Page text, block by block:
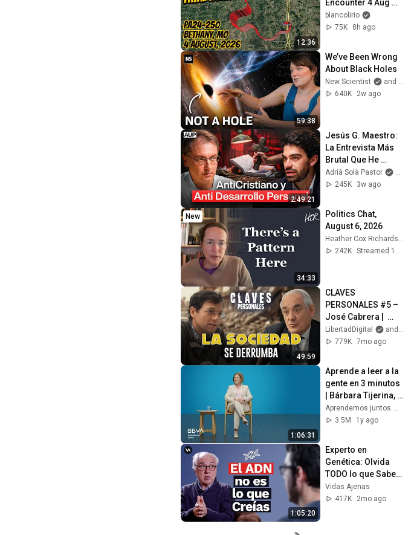
12:36
Encounter 4 Aug
2026
blancolirio
75K
8h ago
59:38
We’ve Been Wrong
About Black Holes
New Scientist
and Dr. Becky
640K
2w ago
2:49:21
Jesús G. Maestro:
La Entrevista Más
Brutal Que He
Tenido “Dios No
Existe, Prefiero Al
Adrià Solà Pastor
and
245K
3w ago
34:33
New
Politics Chat,
August 6, 2026
242K
49:59
CLAVES
PERSONALES #5 –
José Cabrera |
“‘Hombres débiles,
valores rotos’:
LibertadDigital
and esRadio
779K 7mo ago
1:06:31
Aprende a leer a la
gente en 3 minutos
| Bárbara Tijerina,
experta en
comunicación no
3.5M
1y ago
1:05:20
Experto en
Genética: Olvida
TODO lo que Sabes
sobre el ADN | Dr.
Alfonso Martínez
Vidas Ajenas
417K
2mo ago